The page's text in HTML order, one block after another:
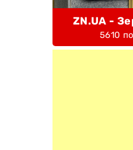
ZN.UA -
5610